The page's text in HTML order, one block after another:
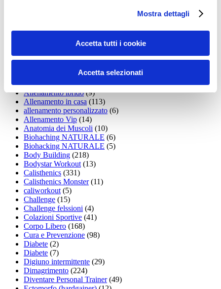
Mostra dettagli
Accetta tutti i cookie
Accetta selezionati
Allenamenti in Diretta(30)
(1.800)
Allenamento aerobico(16)
Allenamento Braccia(9)
Allenamento Donne(75)
Allenamento funzionale(6)
Allenamento ibrido(9)
Allenamento in casa (113)
allenamento personalizzato (6)
Allenamento Vip (14)
Anatomia dei Muscoli (10)
Biohaching NATURALE (6)
Biohacking NATURALE (5)
Body Building (218)
Bodystar Workout(13)
Calisthenics (331)
Calisthenics Monster(11)
caliworkout(5)
Challenge (15)
Challenge felssioni (4)
Colazioni Sportive (41)
Corpo Libero (168)
Cura e Prevenzione (98)
Diabete (2)
Diabete (7)
Digiuno intermittente (29)
Dimagrimento (224)
Diventare Personal Trainer(49)